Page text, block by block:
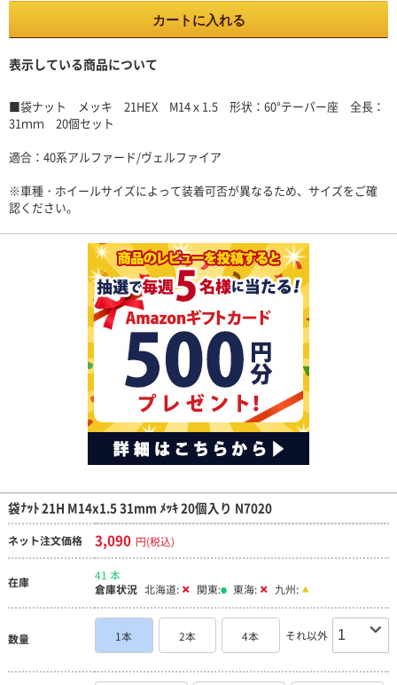
カートに入れる
表示している商品について
■袋ナット メッキ 21HEX M14ｘ1.5 形状：60°テーパー座 全長：
31ｍｍ 20個セット
適合：40系アルファード/ヴェルファイア
※車種・ホイールサイズによって装着可否が異なるため、サイズをご確
認ください。
袋ﾅｯﾄ 21H M14x1.5 31mm ﾒｯｷ 20個入り N7020
ネット注文価格 3,090 円(税込)
在庫
41 本
倉庫状況 北海道: 関東: 東海: 九州:
数量 1本 2本 4本 それ以外